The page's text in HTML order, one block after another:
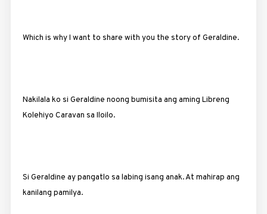
Which is why I want to share with you the story of Geraldine.
Nakilala ko si Geraldine noong bumisita ang aming Libreng
Kolehiyo Caravan sa Iloilo.
Si Geraldine ay pangatlo sa labing isang anak. At mahirap ang
kanilang pamilya.